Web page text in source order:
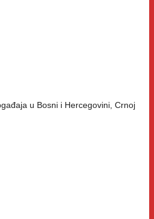
u Bosni i Hercegovini, Crnoj